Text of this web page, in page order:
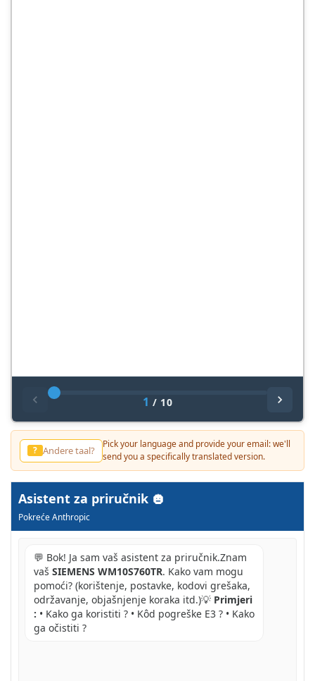
1 / 10
? Inny jezyk?
Pick your language and provide your email: we'll
send you a specifically translated version.
Asistent za priručnik
Pokreće Anthropic
💬 Bok! Ja sam vaš asistent za priručnik.Znam
vaš SIEMENS WM10S760TR. Kako vam mogu
pomoći? (korištenje, postavke, kodovi grešaka,
održavanje, objašnjenje koraka itd.)💡 Primjeri
: • Kako ga koristiti ? • Kôd pogreške E3 ? • Kako
ga očistiti ?